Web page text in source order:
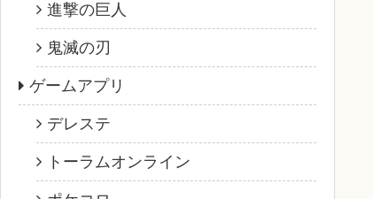
進撃の巨人
鬼滅の刃
ゲームアプリ
デレステ
トーラムオンライン